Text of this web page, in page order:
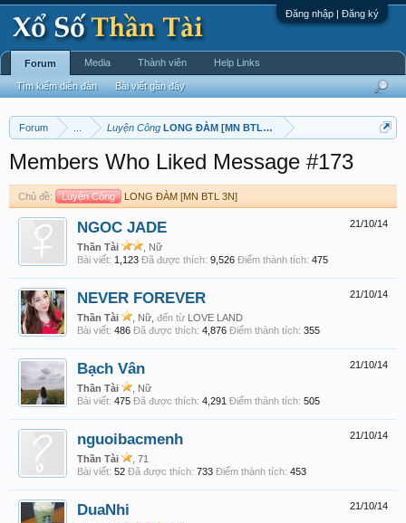
Đăng nhập | Đăng ký
Forum Luyện Công LONG ĐÀM [MN BTL 3N]
Members Who Liked Message #173
Chủ đề: Luyện Công LONG ĐÀM [MN BTL 3N]
21/10/14
NGOC JADE
Thần Tài
, Nữ
Bài viết: 1,123 Đã được thích: 9,526 Điểm thành tích: 475
21/10/14
NEVER FOREVER
Thần Tài , Nữ, đến từ LOVE LAND
Bài viết: 486 Đã được thích: 4,876 Điểm thành tích: 355
21/10/14
Bạch Vân
Thần Tài
, Nữ
Bài viết: 475 Đã được thích: 4,291 Điểm thành tích: 505
21/10/14
nguoibacmenh
Thần Tài
, 71
Bài viết: 52 Đã được thích: 733 Điểm thành tích: 453
21/10/14
DuaNhi
Forum
Tìm kiếm diễn đàn Bài viết gần đây
Media Thành viên Help Links